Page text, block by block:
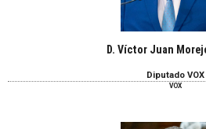
D. Víctor Juan
Diputado VOX
VOX